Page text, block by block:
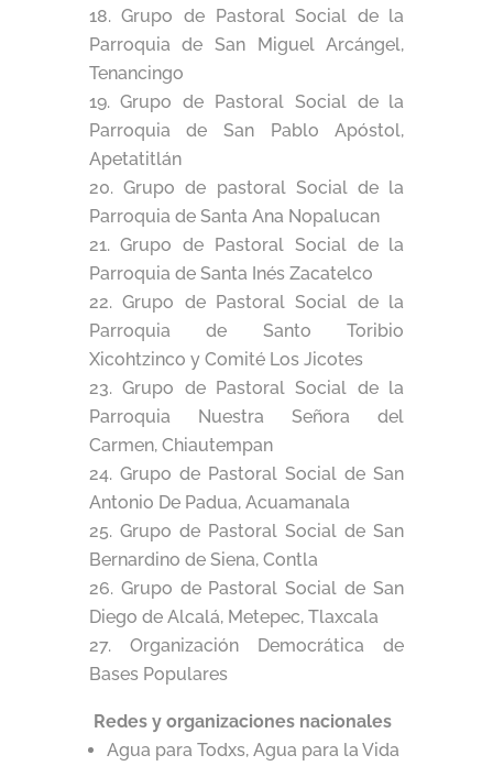
Grupo de Pastoral Social de la
Parroquia de San Miguel Arcángel,
Tenancingo
Grupo de Pastoral Social de la
Parroquia de San Pablo Apóstol,
Apetatitlán
Grupo de pastoral Social de la
Parroquia de Santa Ana Nopalucan
Grupo de Pastoral Social de la
Parroquia de Santa Inés Zacatelco
Grupo de Pastoral Social de la
Parroquia de Santo Toribio
Xicohtzinco y Comité Los Jicotes
Grupo de Pastoral Social de la
Parroquia Nuestra Señora del
Carmen, Chiautempan
Grupo de Pastoral Social de San
Antonio De Padua, Acuamanala
Grupo de Pastoral Social de San
Bernardino de Siena, Contla
Grupo de Pastoral Social de San
Diego de Alcalá, Metepec, Tlaxcala
Organización Democrática de
Bases Populares
Redes y organizaciones nacionales
Agua para Todxs, Agua para la Vida